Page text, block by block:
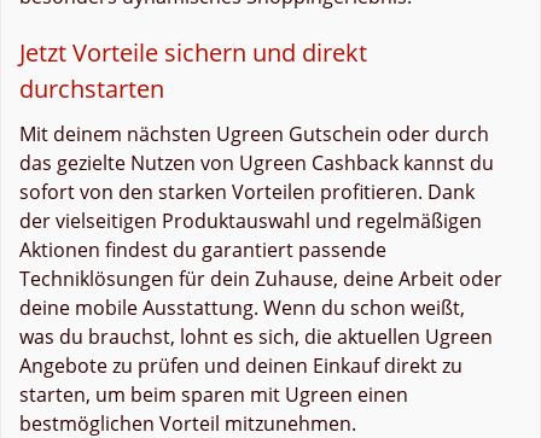
Jetzt Vorteile sichern und direkt
durchstarten
Mit deinem nächsten Ugreen Gutschein oder durch
das gezielte Nutzen von Ugreen Cashback kannst du
sofort von den starken Vorteilen profitieren. Dank
der vielseitigen Produktauswahl und regelmäßigen
Aktionen findest du garantiert passende
Techniklösungen für dein Zuhause, deine Arbeit oder
deine mobile Ausstattung. Wenn du schon weißt,
was du brauchst, lohnt es sich, die aktuellen Ugreen
Angebote zu prüfen und deinen Einkauf direkt zu
starten, um beim sparen mit Ugreen einen
bestmöglichen Vorteil mitzunehmen.